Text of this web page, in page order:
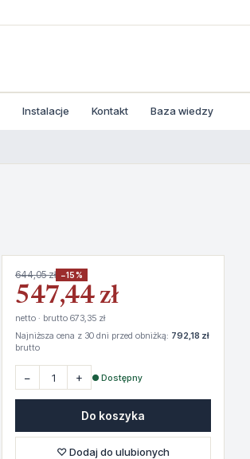
Instalacje Kontakt Baza wiedzy
644,05 zł −15%
547,44 zł
netto · brutto 673,35 zł
Najniższa cena z 30 dni przed obniżką: 792,18 zł
brutto
− + ● Dostępny
Do koszyka
♡ Dodaj do ulubionych